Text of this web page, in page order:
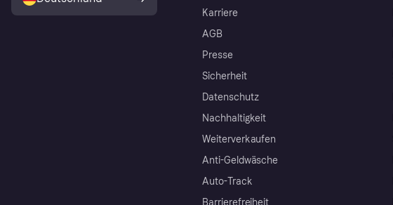
Karriere
AGB
Presse
Sicherheit
Datenschutz
Nachhaltigkeit
Weiterverkaufen
Anti-Geldwäsche
Auto-Track
Barrierefreiheit